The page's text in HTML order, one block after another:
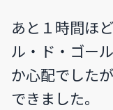
あと１時間ほ
ル・ド・ゴー
か心配でした
できました。